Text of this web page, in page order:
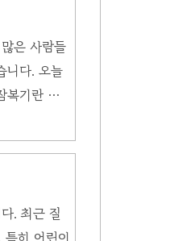
주의가
꼭 복용해
는 것이 좋
은 사람들
니다. 오늘
복기란 무
식하지만,
이러스를
더 자세한
. 최근 질
히 어린이